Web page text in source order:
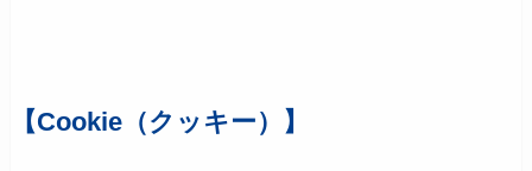
【Cookie（クッキー）】